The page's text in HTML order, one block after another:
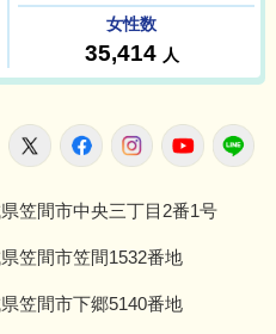
笠間市役所
X FacebookInstagram
笠間市中央三丁目2番1号
笠間市笠間1532番地
笠間市下郷5140番地